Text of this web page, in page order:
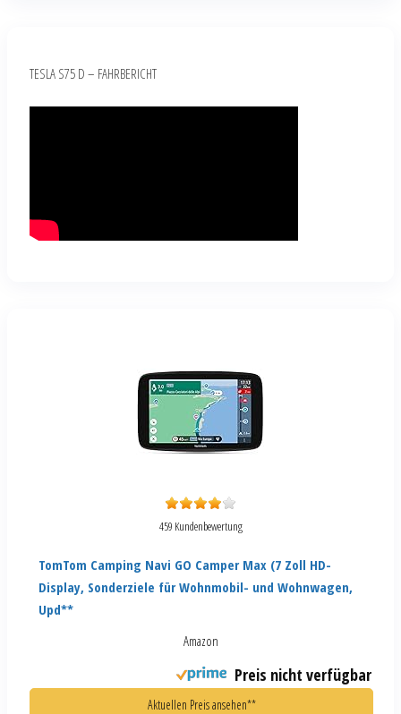
TESLA S75 D – FAHRBERICHT
459 Kundenbewertung
TomTom Camping Navi GO Camper Max (7 Zoll HD-
Display, Sonderziele für Wohnmobil- und Wohnwagen,
Upd**
Amazon
Preis nicht verfügbar
Aktuellen Preis ansehen**